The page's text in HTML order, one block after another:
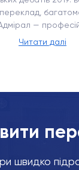
—
Читати далі
швидко